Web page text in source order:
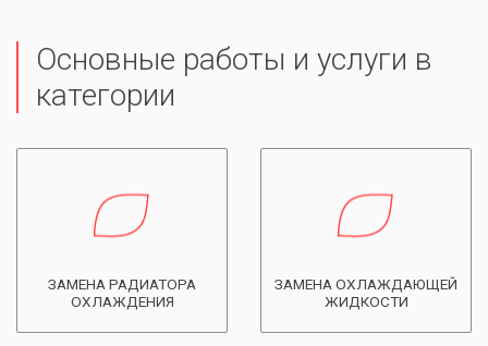
Основные работы и услуги в
категории
ЗАМЕНА РАДИАТОРА
ОХЛАЖДЕНИЯ
ЗАМЕНА ОХЛАЖДАЮЩЕЙ
ЖИДКОСТИ